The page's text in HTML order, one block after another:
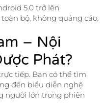
5.0 trở lên
bộ, không quảng cáo,
– Nội
Phát?
tiếp. Bạn có thể tìm
đến biểu diễn nghệ
người lớn trong phiên